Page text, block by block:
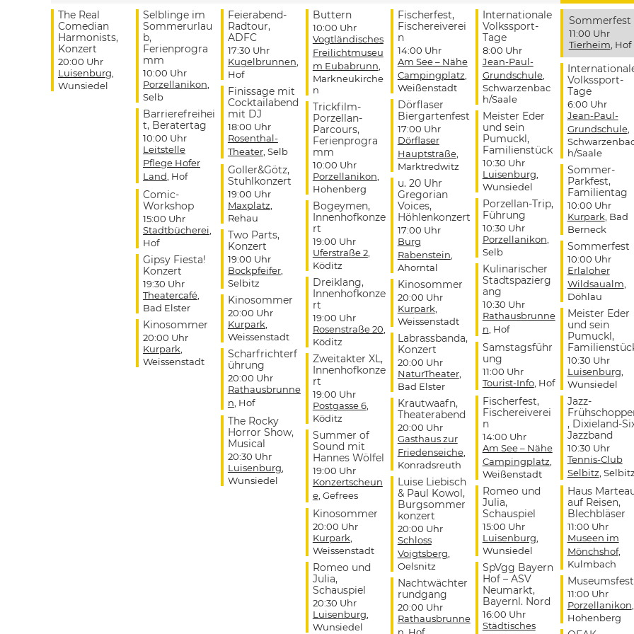
The Real
Comedian
Harmonists,
Konzert
20:00 Uhr
Luisenburg
Wunsiedel
Selblinge im
Sommerurlau
b,
Ferienprogra
mm
10:00 Uhr
Porzellanikon
Selb
Barrierefreihei
t, Beratertag
10:00 Uhr
Leitstelle
Pflege Hofer
Land , Hof
Comic-
Workshop
15:00 Uhr
Stadtbücherei
Hof
Gipsy Fiesta!
Konzert
19:30 Uhr
Theatercafé,
Bad Elster
Kinosommer
20:00 Uhr
Kurpark
Weissenstadt
Feierabend-
Radtour,
ADFC
17:30 Uhr
Kugelbrunnen
Hof
Finissage mit
Cocktailabend
mit DJ
18:00 Uhr
Rosenthal-
Theater, Selb
Goller&Götz,
Stuhlkonzert
19:00 Uhr
Maxplatz
Rehau
Two Parts,
Konzert
19:00 Uhr
Bockpfeifer,
Selbitz
Kinosommer
20:00 Uhr
Kurpark
Weissenstadt
Scharfrichterf
ührung
20:00 Uhr
Rathausbrunne
n , Hof
The Rocky
Horror Show,
Musical
20:30 Uhr
Luisenburg
Wunsiedel
Buttern
10:00 Uhr
Vogtländisches
Freilichtmuseu
m Eubabrunn
Markneukirche
n
Trickfilm-
Porzellan-
Parcours,
Ferienprogra
mm
10:00 Uhr
Porzellanikon
Hohenberg
Bogeymen,
Innenhofkonze
rt
19:00 Uhr
Uferstraße 2,
Köditz
Dreiklang,
Innenhofkonze
rt
19:00 Uhr
Rosenstraße 20
Köditz
Zweitakter XL,
Innenhofkonze
rt
19:00 Uhr
Postgasse 6,
Köditz
Summer of
Sound mit
Hannes Wölfel
19:00 Uhr
Konzertscheun
e, Gefrees
Kinosommer
20:00 Uhr
Kurpark
Weissenstadt
Romeo und
Julia,
Schauspiel
20:30 Uhr
Luisenburg
Wunsiedel
Fischerfest,
Fischereiverei
n
14:00 Uhr
Am See – Nähe
Campingplatz
Weißenstadt
Dörflaser
Biergartenfest
17:00 Uhr
Dörflaser
Hauptstraße,
Marktredwitz
u. 20 Uhr
Gregorian
Voices,
Höhlenkonzert
17:00 Uhr
Burg
Rabenstein
Ahorntal
Kinosommer
20:00 Uhr
Kurpark
Weissenstadt
Labrassbanda,
Konzert
20:00 Uhr
NaturTheater,
Bad Elster
Krautwaafn,
Theaterabend
20:00 Uhr
Gasthaus zur
Friedenseiche,
Konradsreuth
Luise Liebisch
& Paul Kowol,
Burgsommer
konzert
20:00 Uhr
Schloss
Voigtsberg
Oelsnitz
Nachtwächter
rundgang
20:00 Uhr
Rathausbrunne
Internationale
Volkssport-
Tage
8:00 Uhr
Jean-Paul-
Grundschule,
Schwarzenbac
h/Saale
Meister Eder
und sein
Pumuckl,
Familienstück
10:30 Uhr
Luisenburg
Wunsiedel
Porzellan-Trip,
Führung
10:30 Uhr
Porzellanikon
Selb
Kulinarischer
Stadtspazierg
ang
10:30 Uhr
Rathausbrunne
n , Hof
Samstagsführ
ung
11:00 Uhr
Tourist-Info, Hof
Fischerfest,
Fischereiverei
n
14:00 Uhr
Am See – Nähe
Campingplatz
Weißenstadt
Romeo und
Julia,
Schauspiel
15:00 Uhr
Luisenburg
Wunsiedel
SpVgg Bayern
Hof – ASV
Neumarkt,
Bayernl. Nord
16:00 Uhr
Städtisches
Sommerfest
11:00 Uhr
Tierheim , Hof
Volkssport-
Tage
6:00 Uhr
Jean-Paul-
Grundschule,
h/Saale
Sommer-
Parkfest,
Familientag
10:00 Uhr
Kurpark , Bad
Berneck
Sommerfest
10:00 Uhr
Erlaloher
Wildsaualm
Döhlau
Meister Eder
und sein
Pumuckl,
10:30 Uhr
Luisenburg
Wunsiedel
Jazz-
, Dixieland-
Jazzband
10:30 Uhr
Tennis-Club
Selbitz ,
Haus
auf Reisen,
Blechbläser
11:00 Uhr
Museen im
Mönchshof,
Kulmbach
Museumsfest
11:00 Uhr
Porzellanikon
Hohenberg